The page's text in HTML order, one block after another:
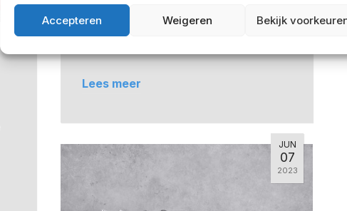
Accepteren Weigeren Bekijk
ergernissen van bewoners.
Leefgeluiden van uw buren horen
Lees meer
JUN
07
2023